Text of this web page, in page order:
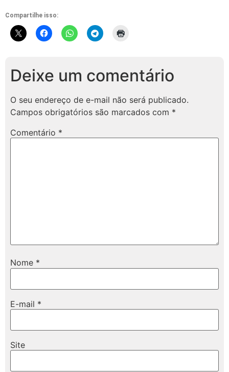
Compartilhe isso:
Deixe um comentário
O seu endereço de e-mail não será publicado.
Campos obrigatórios são marcados com *
Comentário *
Nome *
E-mail *
Site